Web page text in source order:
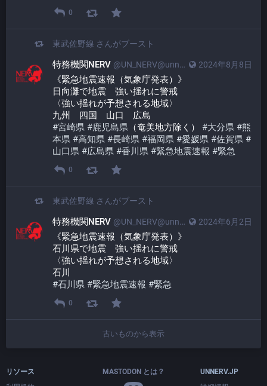
0
東武佐野線 さんがブースト
2024年8月8日
特務機関NERV @UN_NERV@unnerv.jp
《緊急地震速報（気象庁発表）》
日向灘で地震　強い揺れに警戒
〈強い揺れが予想される地域〉
九州　四国　山口　広島
#宮崎県 #鹿児島県 （奄美地方除く） #大分県 #熊
本県 #高知県 #長崎県 #福岡県 #愛媛県 #佐賀県 #
山口県 #広島県 #香川県 #緊急地震速報 #緊急
0
東武佐野線 さんがブースト
2024年6月2日
特務機関NERV @UN_NERV@unnerv.jp
《緊急地震速報（気象庁発表）》
石川県で地震　強い揺れに警戒
〈強い揺れが予想される地域〉
石川
#石川県 #緊急地震速報 #緊急
0
古いものから表示
リソース
MASTODON とは？
UNNERV.JP